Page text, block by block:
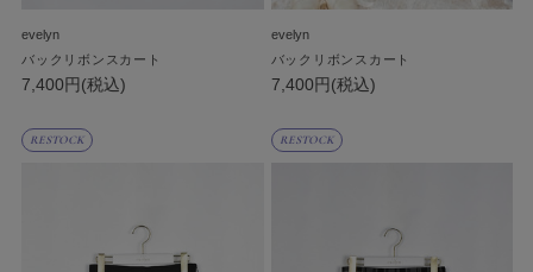
evelyn
バックリボンスカート
7,400円(税込)
evelyn
バックリボンスカート
7,400円(税込)
RESTOCK RESTOCK